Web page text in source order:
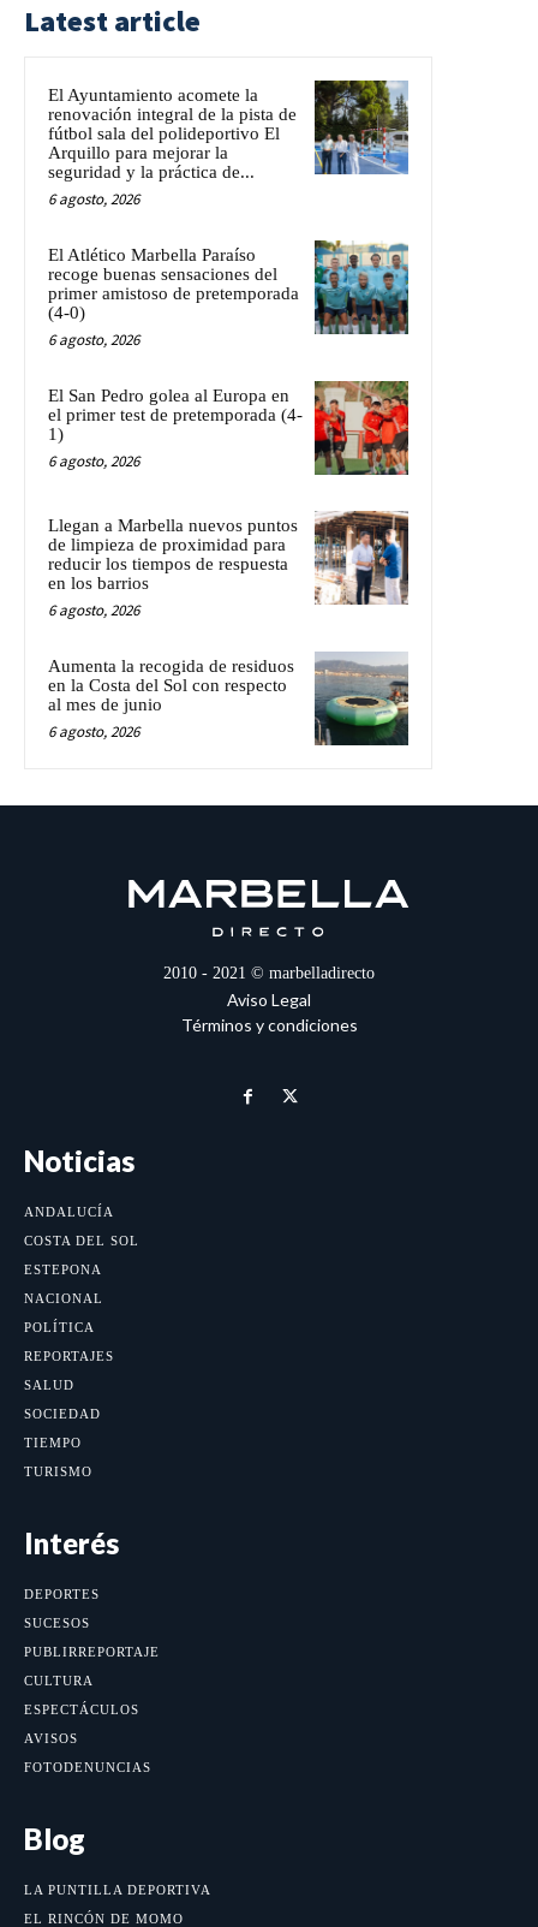
Latest article
El Ayuntamiento acomete la
renovación integral de la pista de
fútbol sala del polideportivo El
Arquillo para mejorar la
seguridad y la práctica de...
6 agosto, 2026
El Atlético Marbella Paraíso
recoge buenas sensaciones del
primer amistoso de pretemporada
(4-0)
6 agosto, 2026
El San Pedro golea al Europa en
el primer test de pretemporada (4-
1)
6 agosto, 2026
Llegan a Marbella nuevos puntos
de limpieza de proximidad para
reducir los tiempos de respuesta
en los barrios
6 agosto, 2026
Aumenta la recogida de residuos
en la Costa del Sol con respecto
al mes de junio
6 agosto, 2026
2010 - 2021 © marbelladirecto
Aviso Legal
Términos y condiciones
Noticias
ANDALUCÍA
COSTA DEL SOL
ESTEPONA
NACIONAL
POLÍTICA
REPORTAJES
SALUD
SOCIEDAD
TIEMPO
TURISMO
Interés
DEPORTES
SUCESOS
PUBLIRREPORTAJE
CULTURA
ESPECTÁCULOS
AVISOS
FOTODENUNCIAS
Blog
LA PUNTILLA DEPORTIVA
EL RINCÓN DE MOMO